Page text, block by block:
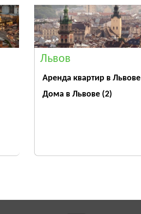
Львов
Аренда квартир в Львове
Дома в Львове (2)